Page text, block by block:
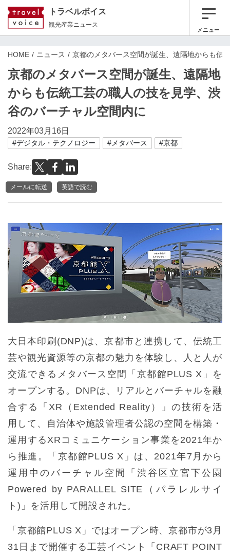
トラベルボイス
観光産業ニュース
メニュー
HOME ニュース 京都のメタバース空間が誕生、遠隔地からも伝
京都のメタバース空間が誕生、遠隔地
からも伝統工芸の職人の技を見学、渋
谷のバーチャル空間内に
2022年03月16日
#デジタル・テクノロジー #メタバース #京都
Share:
メールに転送 英語で読む
大日本印刷(DNP)は、京都市と連携して、伝統工
芸や観光資源等の京都の魅力を体験し、人と人が
交流できるメタバース空間「京都館PLUS X」を
オープンする。DNPは、リアルとバーチャルを融
合する「XR（Extended Reality）」の技術を活
用して、自治体や施設管理者公認の空間を構築・
運用するXRコミュニケーション事業を2021年か
ら推進。「京都館PLUS X」は、2021年7月から
運用中のバーチャル空間「渋谷区立宮下公園
Powered by PARALLEL SITE（パラレルサイ
ト)」を活用して開設された。
「京都館PLUS X」ではオープン時、京都市が3月
31日まで開催する工芸イベント「CRAFT POINT